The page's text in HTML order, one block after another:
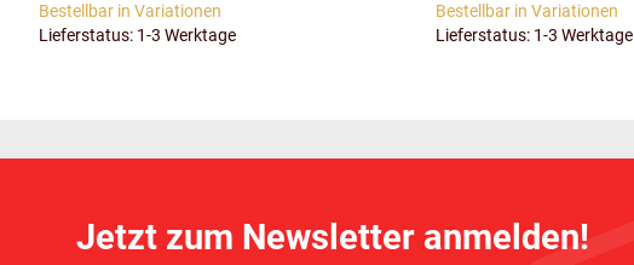
Bestellbar in Variationen
Lieferstatus: 1-3 Werktage
Bestellbar in Variationen
Lieferstatus: 1-3 Werktage
Jetzt zum Newsletter anmelden!